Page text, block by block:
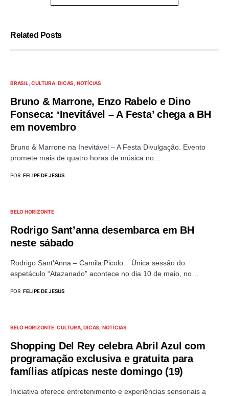
Related Posts
BRASIL CULTURA DICAS NOTÍCIAS
Bruno & Marrone, Enzo Rabelo e Dino
Fonseca: ‘Inevitável – A Festa’ chega a BH
em novembro
Bruno & Marrone na Inevitável – A Festa Divulgação. Evento
promete mais de quatro horas de música no…
POR FELIPE DE JESUS
BELO HORIZONTE
Rodrigo Sant’anna desembarca em BH
neste sábado
Rodrigo Sant’Anna – Camila Picolo. Única sessão do
espetáculo “Atazanado” acontece no dia 10 de maio, no…
POR FELIPE DE JESUS
BELO HORIZONTE CULTURA DICAS NOTÍCIAS
Shopping Del Rey celebra Abril Azul com
programação exclusiva e gratuita para
famílias atípicas neste domingo (19)
Iniciativa oferece entretenimento e experiências sensoriais a